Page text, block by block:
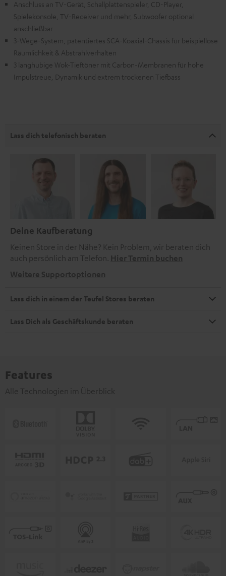
Anschluss an TV-Gerät, Schallplattenspieler, CD-Player,
Spielekonsole, TV-Receiver und mehr, Subwoofer optional
anschließbar
3-Wege-System, patentiertes SCA-Koaxial-Chassis für beispiellose
Räumlichkeit & Abstrahlverhalten
3 langhubige Wok-Tieftöner mit Carbon-Membranen für hohe
Impulstreue, Dynamik und extrem trockenen Tiefbass
Lass dich telefonisch beraten
Deine Kaufberatung
Keinen Store in der Nähe? Kein Problem, wir beraten dich
auch persönlich am Telefon. Hier Termin buchen
Weitere Supportoptionen
Lass dich in einem der Teufel Stores beraten
Lass Dich als Geschäftskunde beraten
Features
Alle Technologien im Überblick